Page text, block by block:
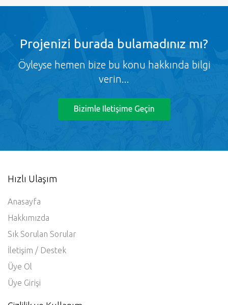
Projenizi burada bulamadınız mı?
Öyleyse hemen bize bu konu hakkında bilgi
verin...
Bizimle Iletişime Geçin
Hızlı Ulaşım
Anasayfa
Hakkımızda
Sık Sorulan Sorular
İletişim / Destek
Üye Ol
Üye Girişi